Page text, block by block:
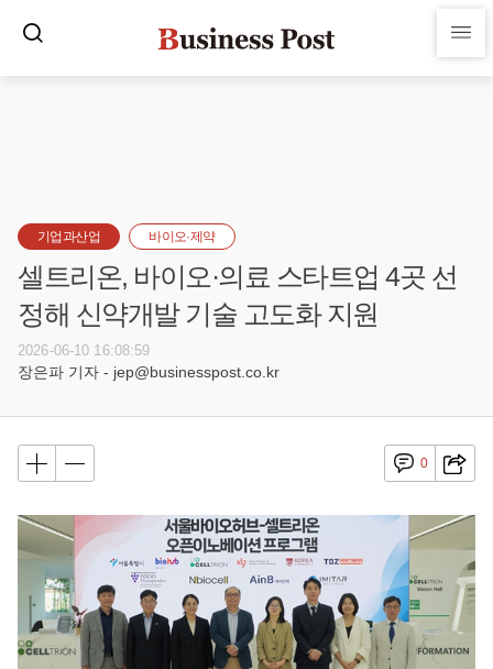
기업과산업 바이오·제약
셀트리온, 바이오·의료 스타트업 4곳 선
정해 신약개발 기술 고도화 지원
2026-06-10 16:08:59
장은파 기자 - jep@businesspost.co.kr
0